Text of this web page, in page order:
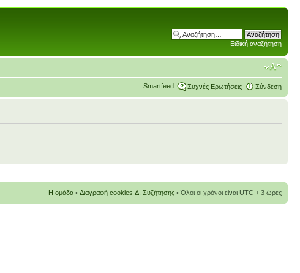
Ειδική αναζήτηση
Smartfeed Συχνές Ερωτήσεις Σύνδεση
Η ομάδα • Διαγραφή cookies Δ. Συζήτησης • Όλοι οι χρόνοι είναι UTC + 3 ώρες